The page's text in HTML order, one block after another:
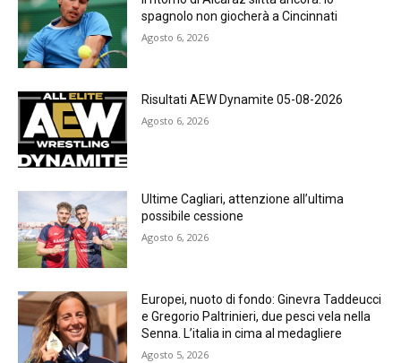
spagnolo non giocherà a Cincinnati
Agosto 6, 2026
Risultati AEW Dynamite 05-08-2026
Agosto 6, 2026
Ultime Cagliari, attenzione all’ultima
possibile cessione
Agosto 6, 2026
Europei, nuoto di fondo: Ginevra Taddeucci
e Gregorio Paltrinieri, due pesci vela nella
Senna. L’italia in cima al medagliere
Agosto 5, 2026